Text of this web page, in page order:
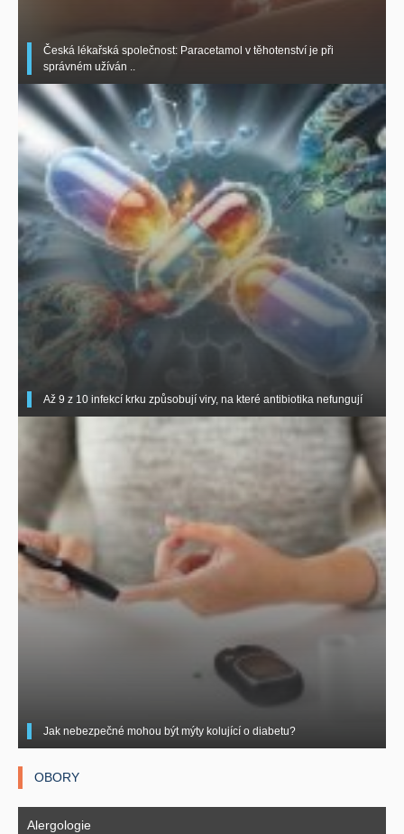
Česká lékařská společnost: Paracetamol v těhotenství je při
správném užíván ..
Až 9 z 10 infekcí krku způsobují viry, na které antibiotika nefungují
Jak nebezpečné mohou být mýty kolující o diabetu?
OBORY
Alergologie